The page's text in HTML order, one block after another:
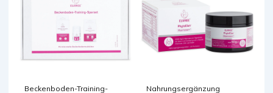
Beckenboden-Training-
Nahrungsergänzung